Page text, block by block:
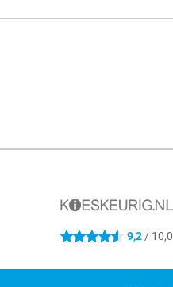
4.6 sterren 9,2/ 10,0